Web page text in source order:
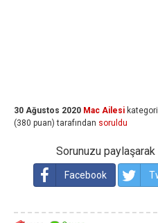
30 Ağustos 2020 Mac Ailesi
(380 puan) tarafından soruldu
Sorunuzu paylaşarak
Facebook